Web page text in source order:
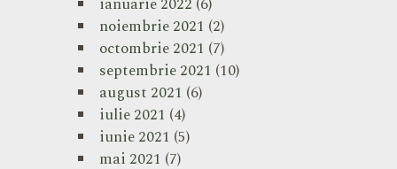
noiembrie 2021 (2)
octombrie 2021 (7)
septembrie 2021 (10)
august 2021 (6)
iulie 2021 (4)
iunie 2021 (5)
mai 2021 (7)